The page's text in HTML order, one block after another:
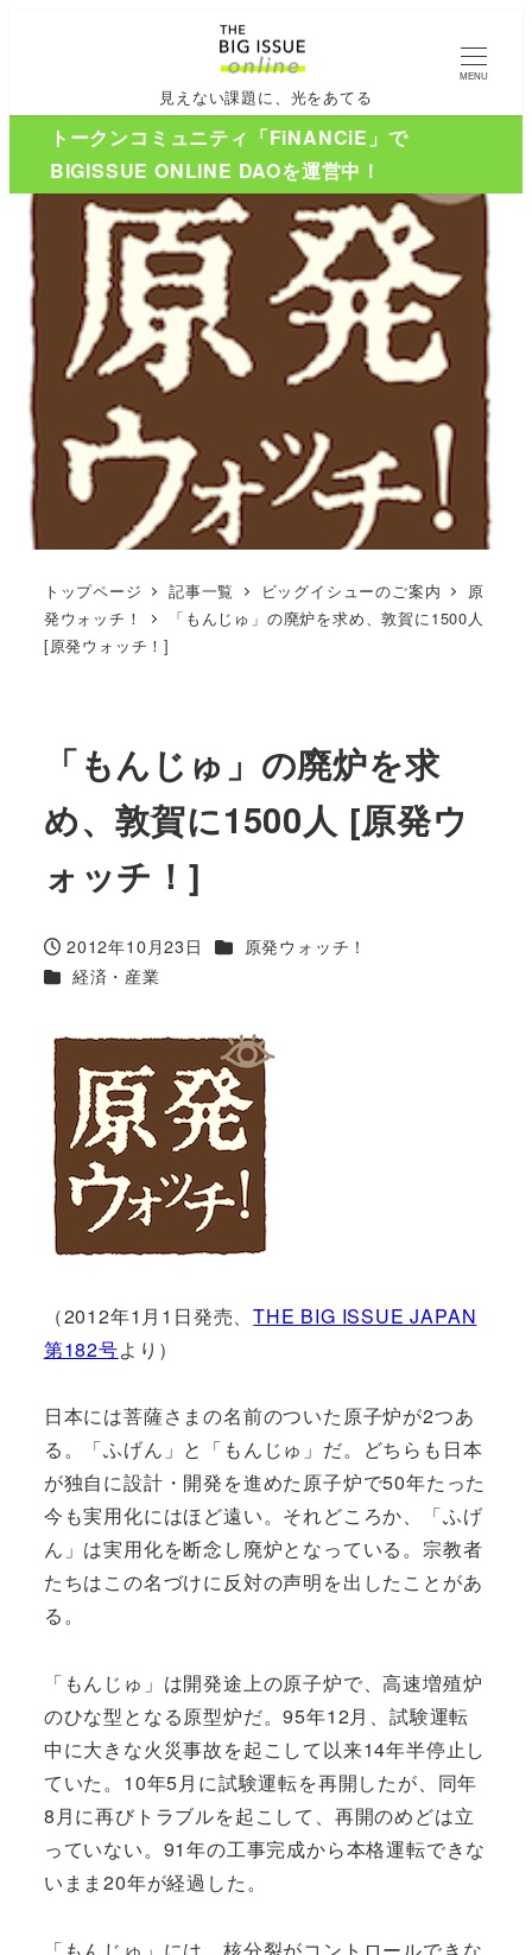
見えない課題に、光をあてる
MENU
トークンコミュニティ「FiNANCiE」で
BIGISSUE ONLINE DAOを運営中！
トップページ 記事一覧 ビッグイシューのご案内
原
発ウォッチ！
「もんじゅ」の廃炉を求め、敦賀に1500人
[原発ウォッチ！]
「もんじゅ」の廃炉を求
め、敦賀に1500人 [原発ウ
ォッチ！]
投稿日
2012年10月23日 カテゴリー
原発ウォッチ！
カテゴリー
経済・産業
（2012年1月1日発売、THE BIG ISSUE JAPAN
第182号より）
日本には菩薩さまの名前のついた原子炉が2つあ
る。「ふげん」と「もんじゅ」だ。どちらも日本
が独自に設計・開発を進めた原子炉で50年たった
今も実用化にはほど遠い。それどころか、「ふげ
ん」は実用化を断念し廃炉となっている。宗教者
たちはこの名づけに反対の声明を出したことがあ
る。
「もんじゅ」は開発途上の原子炉で、高速増殖炉
のひな型となる原型炉だ。95年12月、試験運転
中に大きな火災事故を起こして以来14年半停止し
ていた。10年5月に試験運転を再開したが、同年
8月に再びトラブルを起こして、再開のめどは立
っていない。91年の工事完成から本格運転できな
いまま20年が経過した。